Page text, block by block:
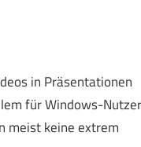
in Präsentationen
für Windows-Nutzer
meist keine extrem